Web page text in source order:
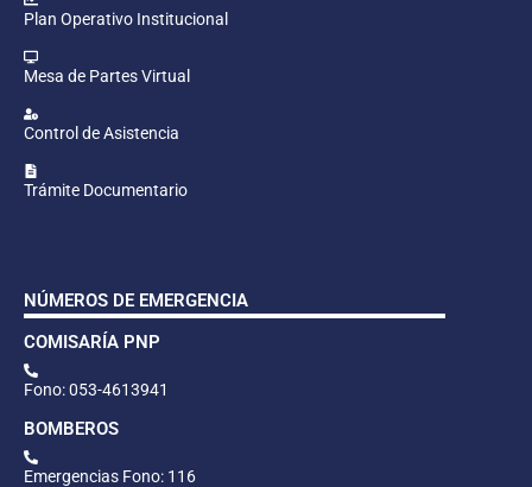
Plan Operativo Institucional
Mesa de Partes Virtual
Control de Asistencia
Trámite Documentario
NÚMEROS DE EMERGENCIA
COMISARÍA PNP
Fono: 053-4613941
BOMBEROS
Emergencias Fono: 116